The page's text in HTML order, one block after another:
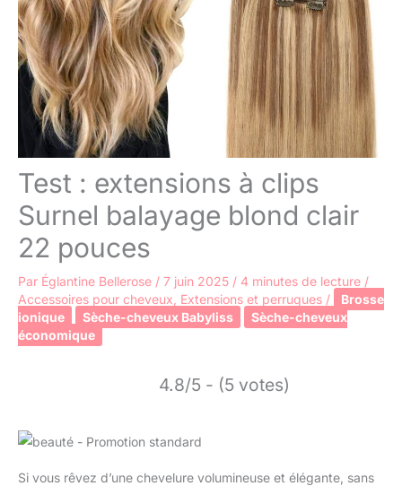
Test : extensions à clips
Surnel balayage blond clair
22 pouces
Par Églantine Bellerose / 7 juin 2025 / 4 minutes de lecture /
Accessoires pour cheveux Extensions et perruques /
Brosse
ionique
Sèche-cheveux Babyliss
Sèche-cheveux
économique
4.8/5 - (5 votes)
Si vous rêvez d’une chevelure volumineuse et élégante, sans